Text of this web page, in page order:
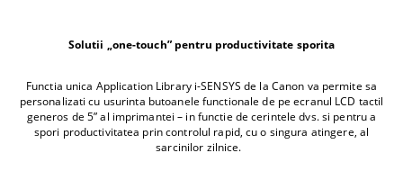
Solutii „one-touch” pentru productivitate sporita
Functia unica Application Library i-SENSYS de la Canon va permite sa
personalizati cu usurinta butoanele functionale de pe ecranul LCD tactil
generos de 5” al imprimantei – in functie de cerintele dvs. si pentru a
spori productivitatea prin controlul rapid, cu o singura atingere, al
sarcinilor zilnice.